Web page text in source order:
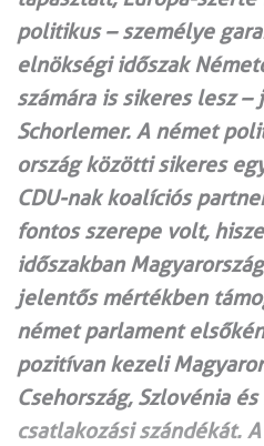
politikus – személye
elnökségi időszak
számára is sikeres lesz
Schorlemer. A német
ország közötti sikeres
CDU-nak koalíciós
fontos szerepe volt,
időszakban
jelentős mértékben
német parlament
pozitívan kezeli
Csehország, Szlovénia és
csatlakozási szándékát.